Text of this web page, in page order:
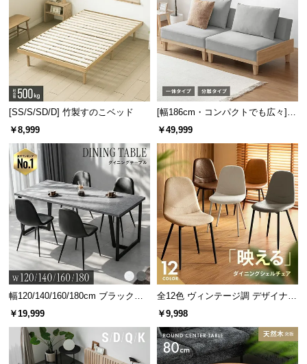
報
[SS/S/SD/D] 竹製すのこベッド
￥8,999
[幅186cm・コンパクトでも広々] 3
人掛けソファベッド リクライニン
￥49,999
幅120/140/160/180cm ブラックフ
レーム ダイニング 大理石調 4人掛
￥19,999
全12色 ヴィンテージ調 デザイナー
ズシェルチェア
￥9,998